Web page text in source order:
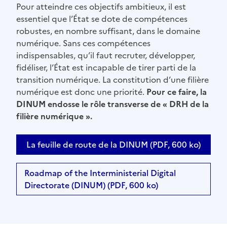
Pour atteindre ces objectifs ambitieux, il est
essentiel que l’État se dote de compétences
robustes, en nombre suffisant, dans le domaine
numérique. Sans ces compétences
indispensables, qu’il faut recruter, développer,
fidéliser, l’État est incapable de tirer parti de la
transition numérique. La constitution d’une filière
numérique est donc une priorité. Pour ce faire, la
DINUM endosse le rôle transverse de « DRH de la
filière numérique ».
La feuille de route de la DINUM (PDF, 600 ko)
Roadmap of the Interministerial Digital
Directorate (DINUM) (PDF, 600 ko)